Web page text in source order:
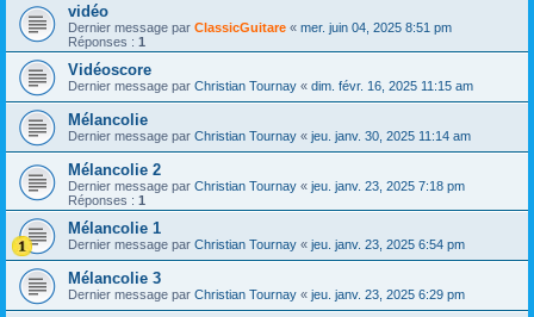
vidéo
Dernier message par ClassicGuitare « mer. juin 04, 2025 8:51 pm
Réponses : 1
Vidéoscore
Dernier message par Christian Tournay « dim. févr. 16, 2025 11:15 am
Mélancolie
Dernier message par Christian Tournay « jeu. janv. 30, 2025 11:14 am
Mélancolie 2
Dernier message par Christian Tournay « jeu. janv. 23, 2025 7:18 pm
Réponses : 1
Mélancolie 1
Dernier message par Christian Tournay « jeu. janv. 23, 2025 6:54 pm
Mélancolie 3
Dernier message par Christian Tournay « jeu. janv. 23, 2025 6:29 pm